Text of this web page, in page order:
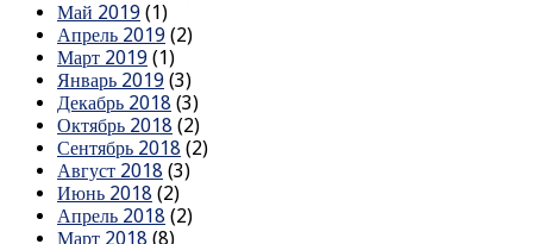
Май 2019 (1)
Апрель 2019 (2)
Март 2019 (1)
Январь 2019 (3)
Декабрь 2018 (3)
Октябрь 2018 (2)
Сентябрь 2018 (2)
Август 2018 (3)
Июнь 2018 (2)
Апрель 2018 (2)
Март 2018 (8)